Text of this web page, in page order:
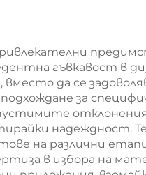
гъвкавост в
да се
за
надеждност.
на различни
в избора на